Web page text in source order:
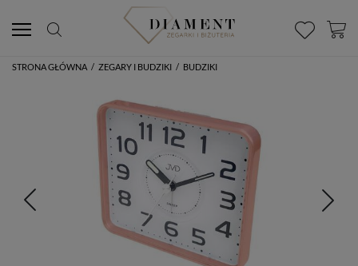
STRONA GŁÓWNA / ZEGARY I BUDZIKI / BUDZIKI